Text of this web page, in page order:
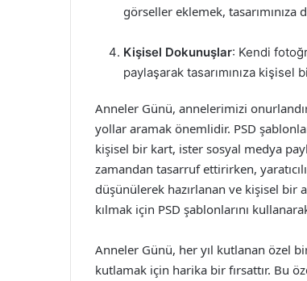
görseller eklemek, tasarımınıza
Kişisel Dokunuşlar: Kendi
paylaşarak tasarımınıza
Anneler Günü, annelerimizi
yollar aramak önemlidir. PSD
kişisel bir kart, ister sosyal medya
zamandan tasarruf ettirirken,
düşünülerek hazırlanan ve kişisel bir
kılmak için PSD şablonlarını
Anneler Günü, her yıl kutlanan özel
kutlamak için harika bir fırsattır. Bu